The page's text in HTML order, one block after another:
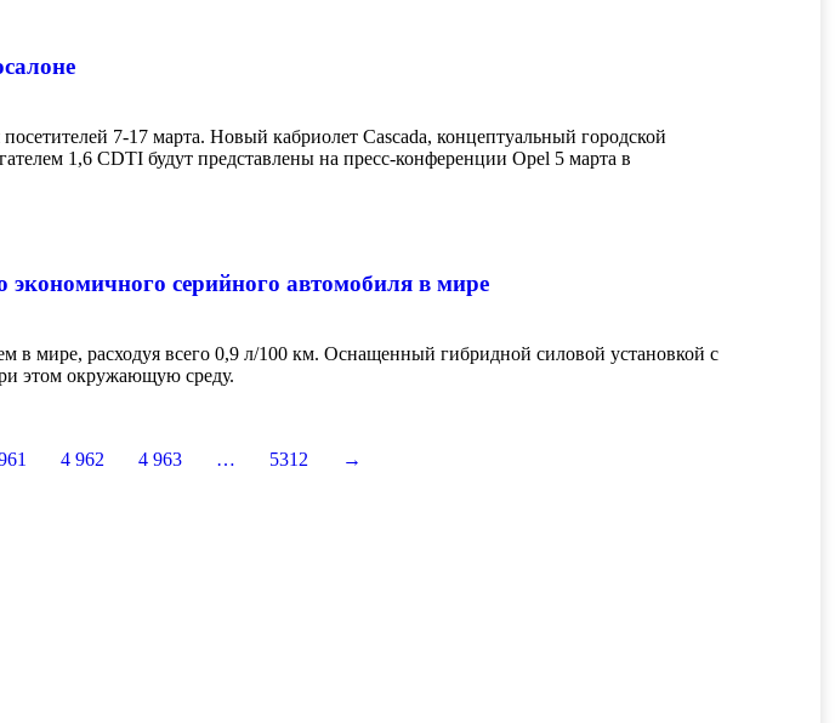
7-17 марта. Новый кабриолет Cascada, концептуальный городской
1,6 CDTI будут представлены на пресс-конференции Opel 5 марта в
экономичного серийного автомобиля в мире
мире, расходуя всего 0,9 л/100 км. Оснащенный гибридной силовой установкой с
этом окружающую среду.
4 962 4 963 … 5312
→